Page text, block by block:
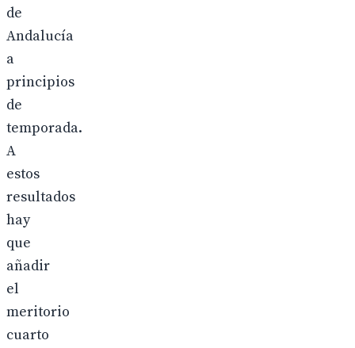
de
Andalucía
a
principios
de
temporada.
A
estos
resultados
hay
que
añadir
el
meritorio
cuarto